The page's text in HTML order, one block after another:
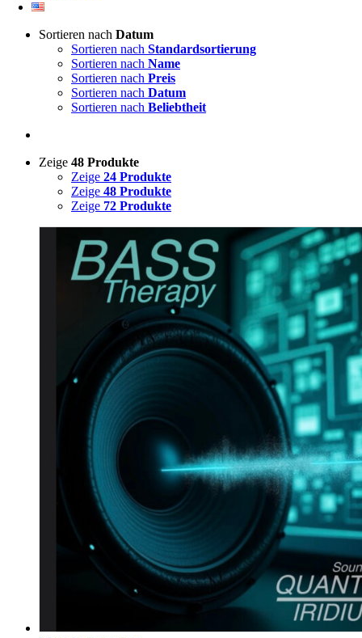
Sortieren nach Datum
Sortieren nach Standardsortierung
Sortieren nach Name
Sortieren nach Preis
Sortieren nach Datum
Sortieren nach Beliebtheit
Zeige 48 Produkte
Zeige 24 Produkte
Zeige 48 Produkte
Zeige 72 Produkte